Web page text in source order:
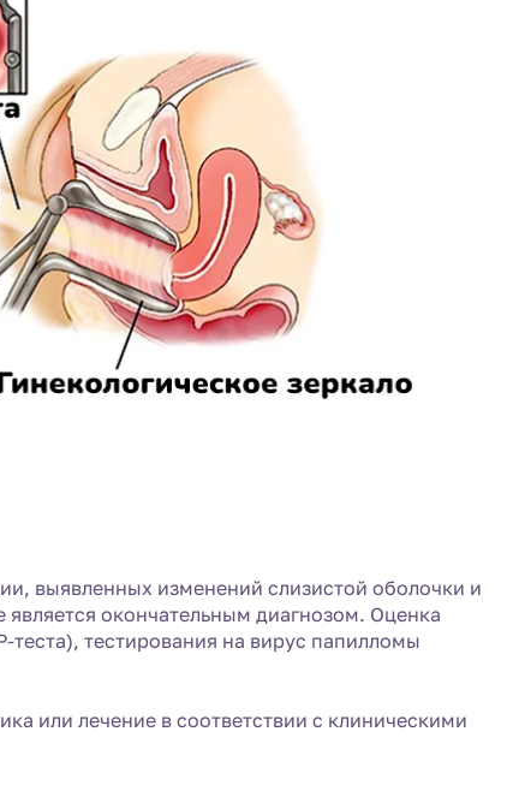
выявленных изменений слизистой оболочки и
окончательным диагнозом. Оценка
теста), тестирования на вирус папилломы
или лечение в соответствии с клиническими